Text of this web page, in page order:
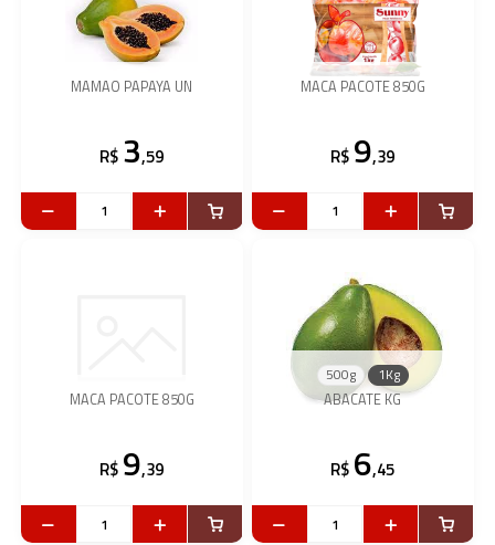
MAMAO PAPAYA UN
R$ 3,59
MACA PACOTE 850G
R$ 9,39
MACA PACOTE 850G
R$ 9,39
500g 1Kg
ABACATE KG
R$ 6,45